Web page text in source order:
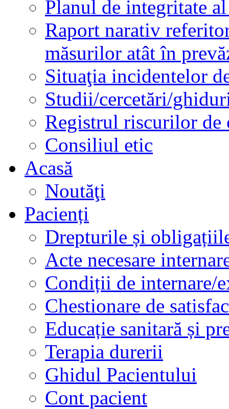
Planul de integritate
Raport narativ
măsurilor atât în
Situaţia incidentelor
Studii/cercetări/
Registrul riscurilor de
Consiliul etic
Acasă
Noutăţi
Pacienți
Drepturile și
Acte necesare
Condiții de internare/
Chestionare de
Educație sanitară și
Terapia durerii
Ghidul Pacientului
Cont pacient